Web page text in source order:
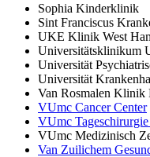
Sophia Kinderklinik
Sint Franciscus
UKE Klinik West
Universitätsklinikum
Universität
Universität
Van Rosmalen Klinik
VUmc Cancer Center
VUmc
VUmc Medizinisch
Van Zuilichem